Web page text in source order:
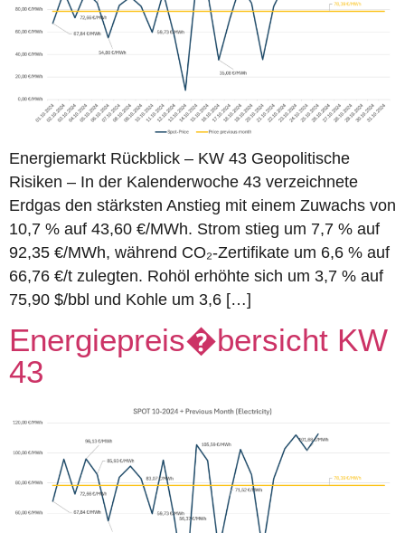
Energiemarkt Rückblick – KW 43 Geopolitische
Risiken – In der Kalenderwoche 43 verzeichnete
Erdgas den stärksten Anstieg mit einem Zuwachs von
10,7 % auf 43,60 €/MWh. Strom stieg um 7,7 % auf
92,35 €/MWh, während CO₂-Zertifikate um 6,6 % auf
66,76 €/t zulegten. Rohöl erhöhte sich um 3,7 % auf
75,90 $/bbl und Kohle um 3,6 […]
Energiepreis�bersicht KW
43